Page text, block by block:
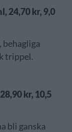
24,70 kr, 9,0
trippel.
kr, 10,5
bli ganska